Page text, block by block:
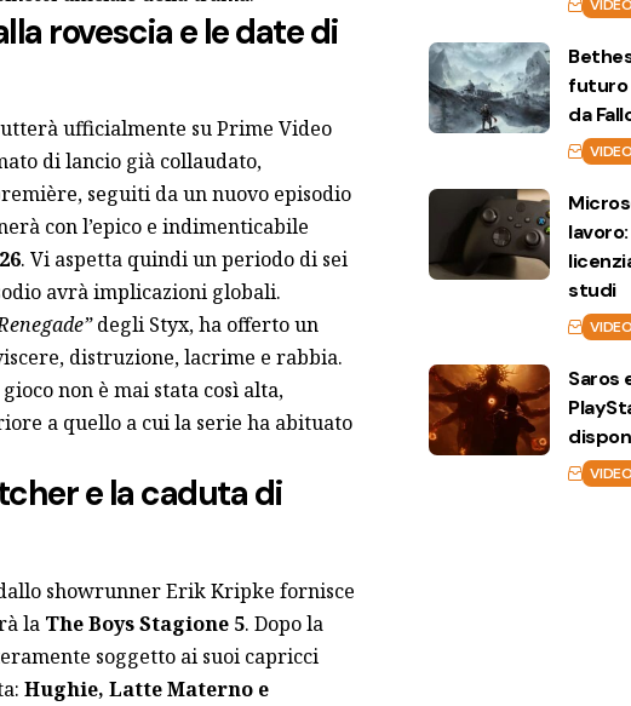
rovescia e le date di
ufficialmente su Prime Video
di lancio già collaudato,
seguiti da un nuovo episodio
con l’epico e indimenticabile
. Vi aspetta quindi un periodo di sei
avrà implicazioni globali.
degli Styx, ha offerto un
distruzione, lacrime e rabbia.
non è mai stata così alta,
a quello a cui la serie ha abituato
e la caduta di
showrunner Erik Kripke fornisce
la The Boys Stagione 5. Dopo la
soggetto ai suoi capricci
Hughie, Latte Materno e
futuro
da
studi
Saros